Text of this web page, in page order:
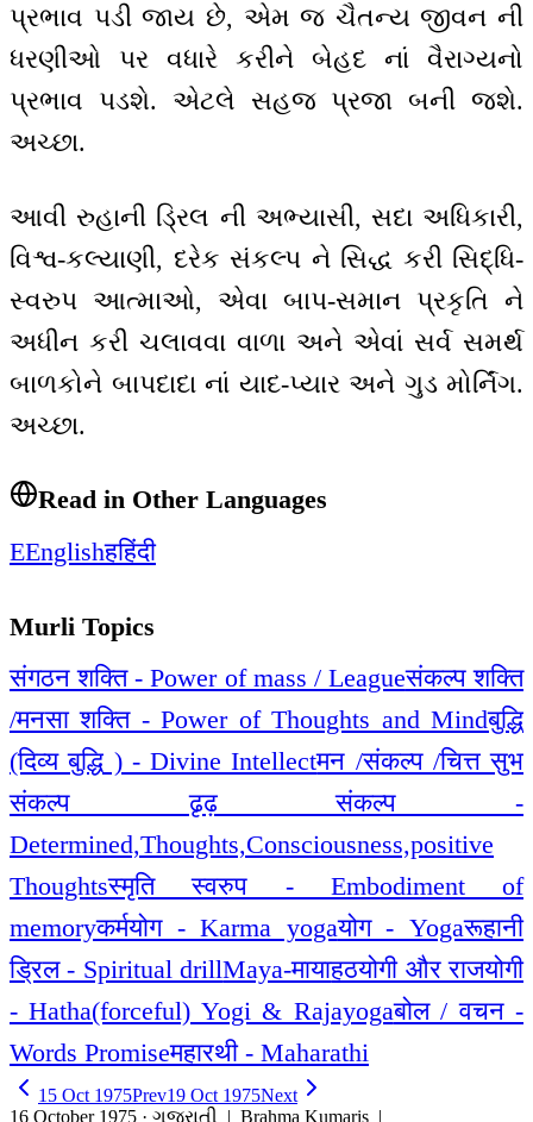
પ્રભાવ પડી જાય છે, એમ જ ચૈતન્ય જીવન ની
ધરણીઓ પર વધારે કરીને બેહદ નાં વૈરાગ્યનો
પ્રભાવ પડશે. એટલે સહજ પ્રજા બની જશે.
અચ્છા.
આવી રુહાની ડ્રિલ ની અભ્યાસી, સદા અધિકારી,
વિશ્વ-કલ્યાણી, દરેક સંકલ્પ ને સિદ્ધ કરી સિદ્ધિ-
સ્વરુપ આત્માઓ, એવા બાપ-સમાન પ્રકૃતિ ને
અધીન કરી ચલાવવા વાળા અને એવાં સર્વ સમર્થ
બાળકોને બાપદાદા નાં યાદ-પ્યાર અને ગુડ મોર્નિંગ.
અચ્છા.
Read in Other Languages
EEnglishहहिंदी
Murli Topics
संगठन शक्ति - Power of mass / Leagueसंकल्प शक्ति
/मनसा शक्ति - Power of Thoughts and Mindबुद्धि
(दिव्य बुद्धि ) - Divine Intellectमन /संकल्प /चित्त सुभ
संकल्प ढृढ़ संकल्प -
Determined,Thoughts,Consciousness,positive
Thoughtsस्मृति स्वरुप - Embodiment of
memoryकर्मयोग - Karma yogaयोग - Yogaरूहानी
ड्रिल - Spiritual drillMaya-मायाहठयोगी और राजयोगी
- Hatha(forceful) Yogi & Rajayogaबोल / वचन -
Words Promiseमहारथी - Maharathi
15 Oct 1975Prev19 Oct 1975Next
16 October 1975 · ગુજરાતી | Brahma Kumaris |